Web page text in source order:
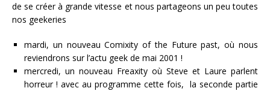
de se créer à grande vitesse et nous partageons un peu toutes
nos geekeries
mardi, un nouveau Comixity of the Future past, où nous
reviendrons sur l’actu geek de mai 2001 !
mercredi, un nouveau Freaxity où Steve et Laure parlent
horreur ! avec au programme cette fois, la seconde partie